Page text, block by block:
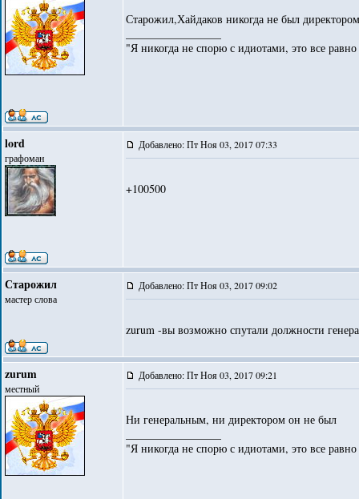
Старожил,Хайдаков никогда не был
"Я никогда не спорю с идиотами, это все
lord
графоман
Добавлено: Пт Ноя 03, 2017 07:33
+100500
Старожил
мастер слова
Добавлено: Пт Ноя 03, 2017 09:02
zurum -вы возможно спутали должности
zurum
местный
Добавлено: Пт Ноя 03, 2017 09:21
Ни генеральным, ни директором он не был
"Я никогда не спорю с идиотами, это все